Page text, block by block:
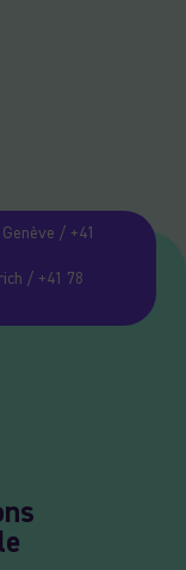
/ +41
/ +41 78